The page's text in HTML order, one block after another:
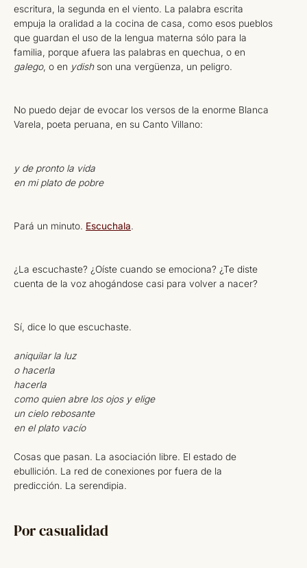
escritura, la segunda en el viento. La palabra escrita
empuja la oralidad a la cocina de casa, como esos pueblos
que guardan el uso de la lengua materna sólo para la
familia, porque afuera las palabras en quechua, o en
galego, o en ydishson una vergüenza, un peligro.
No puedo dejar de evocar los versos de la enorme Blanca
Varela, poeta peruana, en su Canto Villano:
y de pronto la vida
en mi plato de pobre
Pará un minuto. Escuchala.
¿La escuchaste? ¿Oíste cuando se emociona? ¿Te diste
cuenta de la voz ahogándose casi para volver a nacer?
Sí, dice lo que escuchaste.
aniquilar la luz
o hacerla
hacerla
como quien abre los ojos y elige
un cielo rebosante
en el plato vacío
Cosas que pasan. La asociación libre. El estado de
ebullición. La red de conexiones por fuera de la
predicción. La serendipia.
Por casualidad